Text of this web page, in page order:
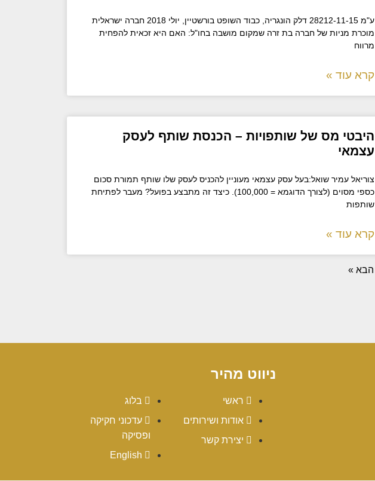
ע"מ 28212-11-15 דלק הונגריה, כבוד השופט בורשטיין, יולי 2018 חברה ישראלית
מוכרת מניות של חברה בת זרה שמקום מושבה בחו"ל: האם היא זכאית להפחית
מרווח
קרא עוד »
היבטי מס של שותפויות – הכנסת שותף לעסק
עצמאי
צוריאל עמיר שואל:בעל עסק עצמאי מעוניין להכניס לעסק שלו שותף תמורת סכום
כספי מסוים (לצורך הדוגמא = 100,000). כיצד זה מתבצע בפועל? מעבר לפתיחת
שותפות
קרא עוד »
הבא »
ניווט מהיר
ראשי
אודות ושירותים
יצירת קשר
בלוג
עדכוני חקיקה
ופסיקה
English